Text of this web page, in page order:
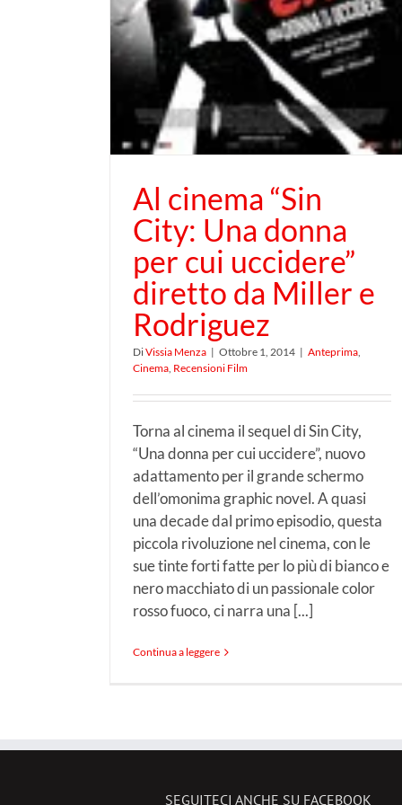
Al cinema “Sin
City: Una donna
per cui uccidere”
diretto da Miller e
Rodriguez
DiVissia Menza | Ottobre 1, 2014 | Anteprima
Cinema Recensioni Film
Torna al cinema il sequel di Sin City,
“Una donna per cui uccidere”, nuovo
adattamento per il grande schermo
dell’omonima graphic novel. A quasi
una decade dal primo episodio, questa
piccola rivoluzione nel cinema, con le
sue tinte forti fatte per lo più di bianco e
nero macchiato di un passionale color
rosso fuoco, ci narra una [...]
Continua a leggere
SEGUITECI ANCHE SU FACEBOOK